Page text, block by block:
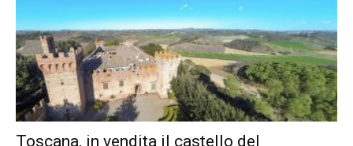
Toscana, in vendita il castello del